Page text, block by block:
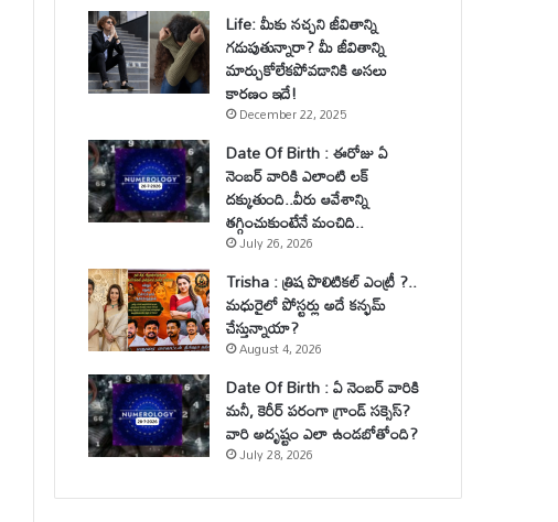
Life: మీకు నచ్చని జీవితాన్ని
గడుపుతున్నారా? మీ జీవితాన్ని
మార్చుకోలేకపోవడానికి అసలు
కారణం ఇదే!
December 22, 2025
Date Of Birth : ఈరోజు ఏ
నెంబర్ వారికి ఎలాంటి లక్
దక్కుతుంది..వీరు ఆవేశాన్ని
తగ్గించుకుంటేనే మంచిది..
July 26, 2026
Trisha : త్రిష పొలిటికల్ ఎంట్రీ ?..
మధురైలో పోస్టర్లు అదే కన్ఫమ్
చేస్తున్నాయా?
August 4, 2026
Date Of Birth : ఏ నెంబర్ వారికి
మనీ, కెరీర్ పరంగా గ్రాండ్ సక్సెస్?
వారి అదృష్టం ఎలా ఉండబోతోంది?
July 28, 2026